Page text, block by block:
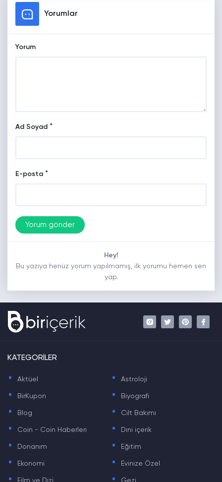
Yorumlar
Yorum
Ad Soyad *
E-posta *
Hey!
Bu yazıya henüz yorum yapılmamış, ilk yorumu hemen sen
yap.
KATEGORİLER
. Aktüel . Astroloji
. BirKupon . Biyografi
. Blog . Cilt Bakımı
. Coin - Coin Haberleri . Dini içerik
. Donanım . Eğitim
. Ekonomi . Evinize Özel
. .